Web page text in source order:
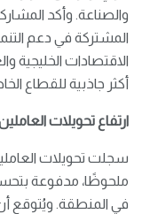
والصناعة. وأكد
المشتركة في دعم
الاقتصادات الخليجية
أكثر جاذبية للقطاع
ارتفاع تحويلات
سجلت تحويلات
ملحوظًا، مدفوعة
في المنطقة. ويُتوقع